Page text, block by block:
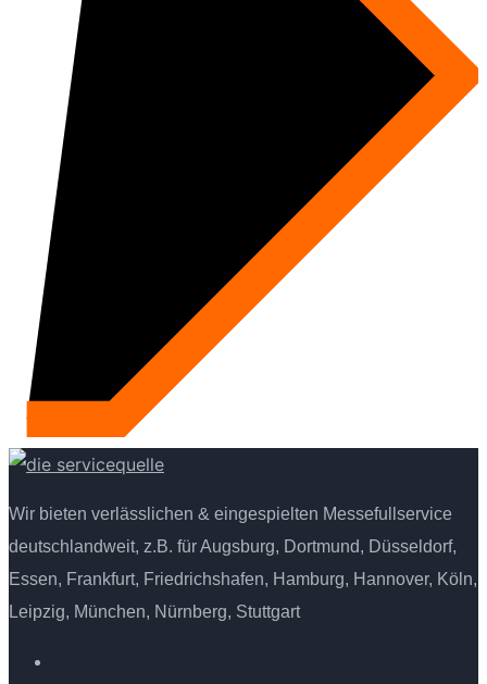
Wir bieten verlässlichen & eingespielten Messefullservice
deutschlandweit, z.B. für Augsburg, Dortmund, Düsseldorf,
Essen, Frankfurt, Friedrichshafen, Hamburg, Hannover, Köln,
Leipzig, München, Nürnberg, Stuttgart